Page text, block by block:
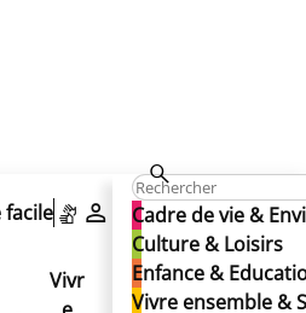
Cadre de vie &
Culture & Loisirs
Enfance &
Vivre ensemble &
facile
Mon espace
Vivr
Ad
scolaire avec Nino
métier
métier
scolaire avec